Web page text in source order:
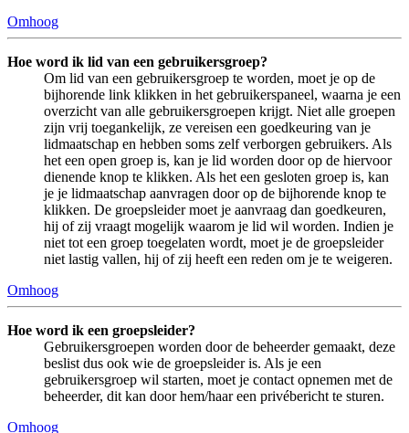
Omhoog
Hoe word ik lid van een gebruikersgroep?
Om lid van een gebruikersgroep te worden, moet je op de
bijhorende link klikken in het gebruikerspaneel, waarna je een
overzicht van alle gebruikersgroepen krijgt. Niet alle groepen
zijn vrij toegankelijk, ze vereisen een goedkeuring van je
lidmaatschap en hebben soms zelf verborgen gebruikers. Als
het een open groep is, kan je lid worden door op de hiervoor
dienende knop te klikken. Als het een gesloten groep is, kan
je je lidmaatschap aanvragen door op de bijhorende knop te
klikken. De groepsleider moet je aanvraag dan goedkeuren,
hij of zij vraagt mogelijk waarom je lid wil worden. Indien je
niet tot een groep toegelaten wordt, moet je de groepsleider
niet lastig vallen, hij of zij heeft een reden om je te weigeren.
Omhoog
Hoe word ik een groepsleider?
Gebruikersgroepen worden door de beheerder gemaakt, deze
beslist dus ook wie de groepsleider is. Als je een
gebruikersgroep wil starten, moet je contact opnemen met de
beheerder, dit kan door hem/haar een privébericht te sturen.
Omhoog